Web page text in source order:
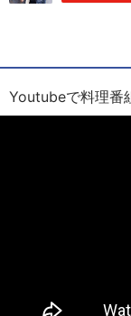
Youtubeで料理番